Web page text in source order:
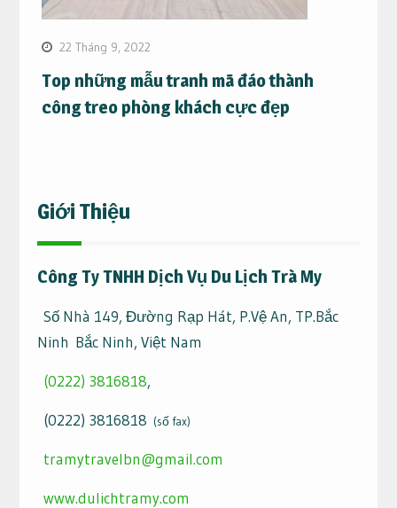
22 Tháng 9, 2022
Top những mẫu tranh mã đáo thành
công treo phòng khách cực đẹp
Giới Thiệu
Công Ty TNHH Dịch Vụ Du Lịch Trà My
Số Nhà 149, Đường Rạp Hát, P.Vệ An, TP.Bắc
Ninh Bắc Ninh, Việt Nam
(0222) 3816818,
(0222) 3816818 (số fax)
tramytravelbn@gmail.com
www.dulichtramy.com